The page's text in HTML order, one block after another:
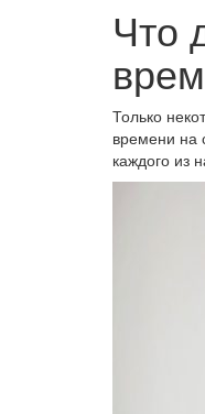
Что
Только
времени на
каждого из